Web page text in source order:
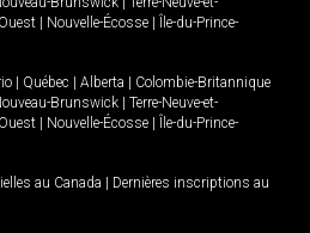
Nouvelle-Écosse
Île-du-Prince-
Québec Alberta
Colombie-Britannique
Brunswick
Terre-Neuve-et-
Nouvelle-Écosse
Île-du-Prince-
au Canada
Dernières inscriptions au